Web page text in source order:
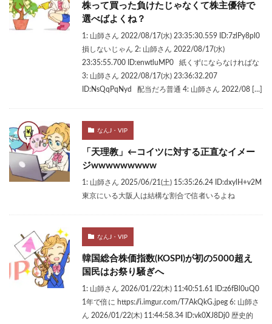
株って買った負けたじゃなくて株主優待で
選べばよくね？
1: 山師さん 2022/08/17(水) 23:35:30.559 ID:7zlPy8pl0
損しないじゃん 2: 山師さん 2022/08/17(水)
23:35:55.700 ID:enwtluMP0 紙くずにならなければな
3: 山師さん 2022/08/17(水) 23:36:32.207
ID:NsQqPqNyd 配当だろ普通 4: 山師さん 2022/08 […]
なんJ・VIP
「天理教」←コイツに対する正直なイメー
ジwwwwwwwww
1: 山師さん 2025/06/21(土) 15:35:26.24 ID:dxylH+v2M
東京にいる大阪人は結構な割合で信者いるよね
なんJ・VIP
韓国総合株価指数(KOSPI)が初の5000超え
国民はお祭り騒ぎへ
1: 山師さん 2026/01/22(木) 11:40:51.61 ID:z6fBl0uQ0
1年で倍に https://i.imgur.com/T7AkQkG.jpeg 6: 山師さ
ん 2026/01/22(木) 11:44:58.34 ID:vk0XJ8Dj0 歴史的